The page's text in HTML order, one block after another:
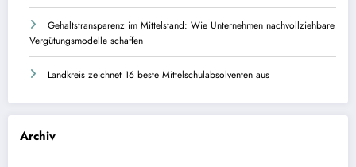
Gehaltstransparenz im Mittelstand: Wie Unternehmen nachvollziehbare
Vergütungsmodelle schaffen
Landkreis zeichnet 16 beste Mittelschulabsolventen aus
Archiv